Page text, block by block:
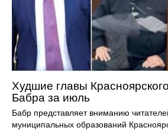
Худшие главы
Бабра за июль
Бабр представляет вниманию
муниципальных образований